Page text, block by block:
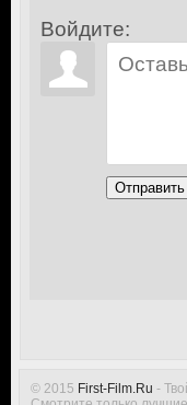
Войдите:
Отправить
© 2015 First-Film.Ru -